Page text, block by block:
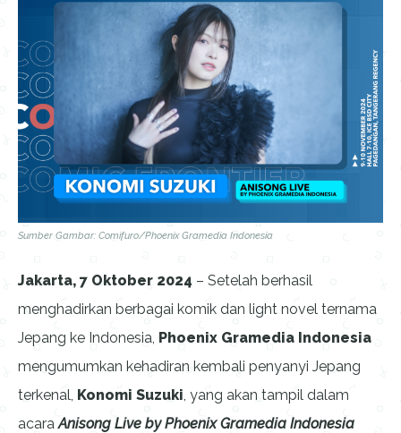
Sumber Gambar: Comifuro/Phoenix Gramedia Indonesia
Jakarta, 7 Oktober 2024 – Setelah berhasil
menghadirkan berbagai komik dan light novel ternama
Jepang ke Indonesia, Phoenix Gramedia Indonesia
mengumumkan kehadiran kembali penyanyi Jepang
terkenal, Konomi Suzuki, yang akan tampil dalam
acaraAnisong Live by Phoenix Gramedia Indonesia